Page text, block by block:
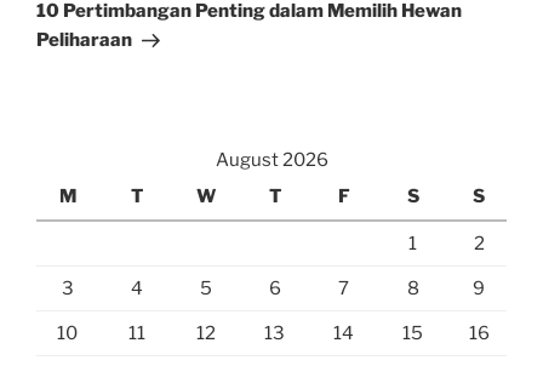
10 Pertimbangan Penting dalam Memilih Hewan
Peliharaan
August 2026
M
T W T F S S
1 2
3 4 5 6 7 8 9
10 11 12 13 14 15 16